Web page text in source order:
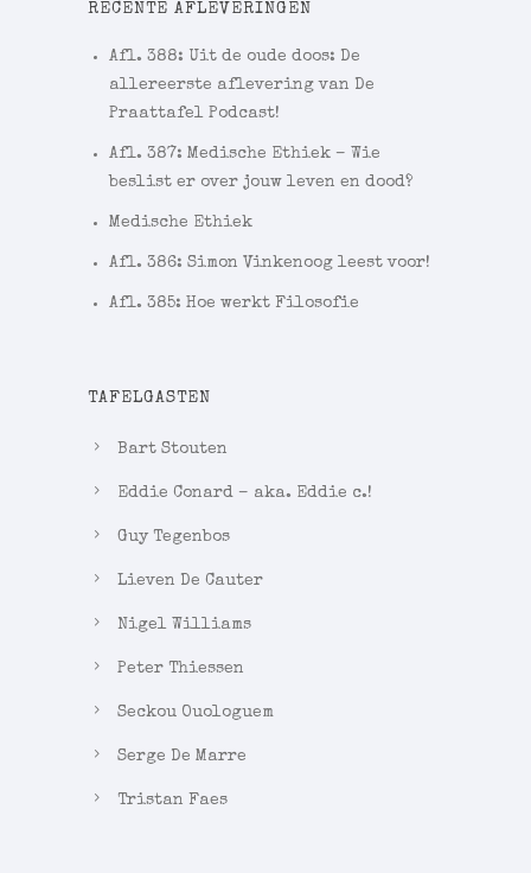
RECENTE AFLEVERINGEN
Afl. 388: Uit de oude doos: De
allereerste aflevering van De
Praattafel Podcast!
Afl. 387: Medische Ethiek – Wie
beslist er over jouw leven en dood?
Medische Ethiek
Afl. 386: Simon Vinkenoog leest voor!
Afl. 385: Hoe werkt Filosofie
TAFELGASTEN
Bart Stouten
Eddie Conard – aka. Eddie c.!
Guy Tegenbos
Lieven De Cauter
Nigel Williams
Peter Thiessen
Seckou Ouologuem
Serge De Marre
Tristan Faes